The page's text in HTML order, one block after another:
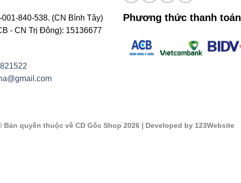
840-538. (CN Bình Tây)
- CN Trị Đông): 15136677
Phương thức thanh toán
Bản quyền thuộc về CD Gốc Shop 2026| Developed by 123Website